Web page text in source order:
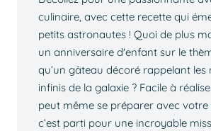
culinaire, avec cette recette qui
petits astronautes ! Quoi de plus
un anniversaire d'enfant sur le
qu’un gâteau décoré rappelant les
infinis de la galaxie ? Facile à
peut même se préparer avec
c’est parti pour une incroyable